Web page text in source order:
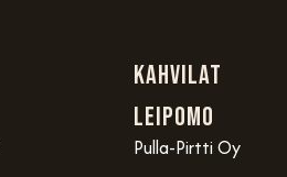
Kahvilat
Leipomo
Pulla-Pirtti Oy